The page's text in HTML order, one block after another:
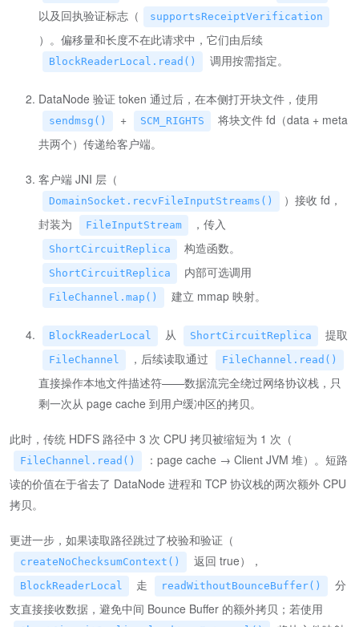
以及回执验证标志（
supportsReceiptVerification
）。偏移量和长度不在此请求中，它们由后续
BlockReaderLocal.read() 调用按需指定。
DataNode 验证 token 通过后，在本侧打开块文件，使用
sendmsg() + SCM_RIGHTS
将块文件 fd（data + meta
共两个）传递给客户端。
客户端 JNI 层（
DomainSocket.recvFileInputStreams()
）接收 fd，
封装为
FileInputStream ，传入
ShortCircuitReplica 构造函数。
ShortCircuitReplica 内部可选调用
FileChannel.map() 建立 mmap 映射。
BlockReaderLocal 从 ShortCircuitReplica 提取
FileChannel ，后续读取通过 FileChannel.read()
直接操作本地文件描述符——数据流完全绕过网络协议栈，只
剩一次从 page cache 到用户缓冲区的拷贝。
此时，传统 HDFS 路径中 3 次 CPU 拷贝被缩短为 1 次（
FileChannel.read()
：page cache → Client JVM 堆）。短路
读的价值在于省去了 DataNode 进程和 TCP 协议栈的两次额外 CPU
拷贝。
更进一步，如果读取路径跳过了校验和验证（
createNoChecksumContext() 返回 true），
BlockReaderLocal 走 readWithoutBounceBuffer()
分
支直接接收数据，避免中间 Bounce Buffer 的额外拷贝；若使用